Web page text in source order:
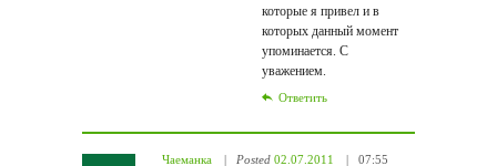
которые я привел и в
которых данный момент
упоминается. С
уважением.
Ответить
Чаеманка Posted 02.07.2011 07:55